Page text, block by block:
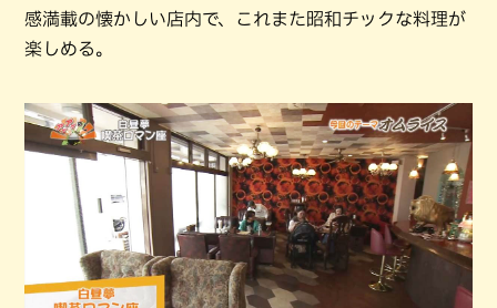
感満載の懐かしい店内で、これまた昭和チックな料理が
楽しめる。